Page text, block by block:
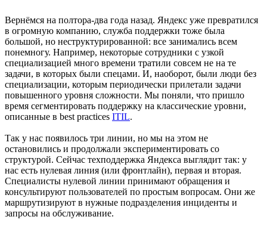
Вернёмся на полтора-два года назад. Яндекс уже превратился
в огромную компанию, служба поддержки тоже была
большой, но неструктурированной: все занимались всем
понемногу. Например, некоторые сотрудники с узкой
специализацией много времени тратили совсем не на те
задачи, в которых были спецами. И, наоборот, были люди без
специализации, которым периодически прилетали задачи
повышенного уровня сложности. Мы поняли, что пришло
время сегментировать поддержку на классические уровни,
описанные в best practices ITIL.
Так у нас появилось три линии, но мы на этом не
остановились и продолжали экспериментировать со
структурой. Сейчас техподдержка Яндекса выглядит так: у
нас есть нулевая линия (или фронтлайн), первая и вторая.
Специалисты нулевой линии принимают обращения и
консультируют пользователей по простым вопросам. Они же
маршрутизируют в нужные подразделения инциденты и
запросы на обслуживание.